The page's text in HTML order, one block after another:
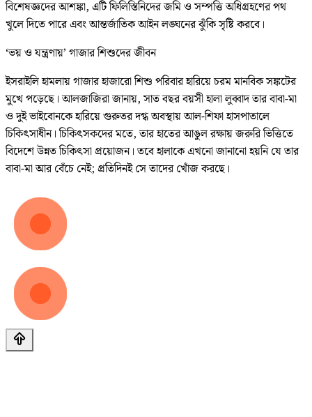
বিশেষজ্ঞদের আশঙ্কা, এটি ফিলিস্তিনিদের জমি ও সম্পত্তি অধিগ্রহণের পথ
খুলে দিতে পারে এবং আন্তর্জাতিক আইন লঙ্ঘনের ঝুঁকি সৃষ্টি করবে।
‘ভয় ও যন্ত্রণায়’ গাজার শিশুদের জীবন
ইসরাইলি হামলায় গাজার হাজারো শিশু পরিবার হারিয়ে চরম মানবিক সঙ্কটের
মুখে পড়েছে। আলজাজিরা জানায়, সাত বছর বয়সী হালা লুব্বাদ তার বাবা-মা
ও দুই ভাইবোনকে হারিয়ে গুরুতর দগ্ধ অবস্থায় আল-শিফা হাসপাতালে
চিকিৎসাধীন। চিকিৎসকদের মতে, তার হাতের আঙুল রক্ষায় জরুরি ভিত্তিতে
বিদেশে উন্নত চিকিৎসা প্রয়োজন। তবে হালাকে এখনো জানানো হয়নি যে তার
বাবা-মা আর বেঁচে নেই; প্রতিদিনই সে তাদের খোঁজ করছে।